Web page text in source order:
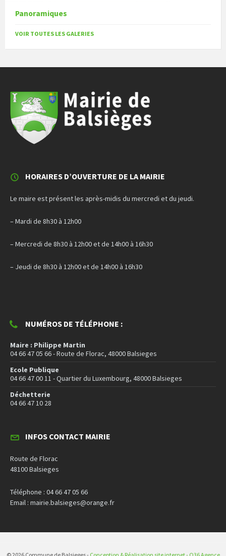
Panoramiques
VOIR TOUTES LES GALERIES
HORAIRES D’OUVERTURE DE LA MAIRIE
Le maire est présent les après-midis du mercredi et du jeudi.
– Mardi de 8h30 à 12h00
– Mercredi de 8h30 à 12h00 et de 14h00 à 16h30
– Jeudi de 8h30 à 12h00 et de 14h00 à 16h30
NUMÉROS DE TÉLÉPHONE :
Maire : Philippe Martin
04 66 47 05 66 - Route de Florac, 48000 Balsieges
Ecole Publique
04 66 47 00 11 - Quartier du Luxembourg, 48000 Balsieges
Déchetterie
04 66 47 10 28
INFOS CONTACT MAIRIE
Route de Florac
48100 Balsieges
Téléphone : 04 66 47 05 66
Email : mairie.balsieges@orange.fr